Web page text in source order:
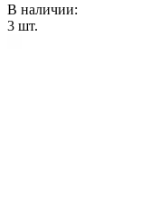
В наличии:
3 шт.